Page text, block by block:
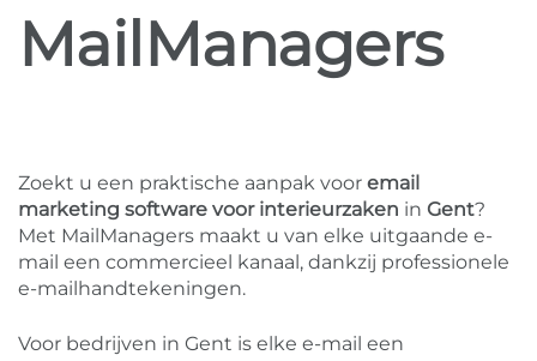
MailManagers
Zoekt u een praktische aanpak voor email
marketing software voor interieurzaken in Gent?
Met MailManagers maakt u van elke uitgaande e-
mail een commercieel kanaal, dankzij professionele
e-mailhandtekeningen.
Voor bedrijven in Gent is elke e-mail een